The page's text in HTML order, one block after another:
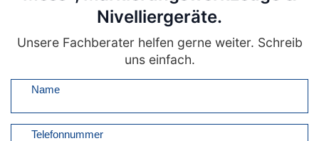
Nivelliergeräte.
Unsere Fachberater helfen gerne weiter. Schreib
uns einfach.
Name
Telefonnummer